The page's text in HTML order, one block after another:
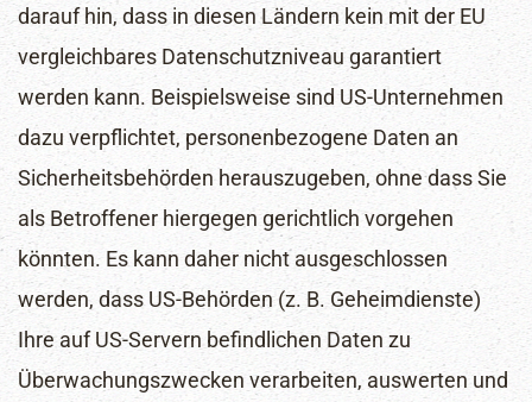
darauf hin, dass in diesen Ländern kein mit der EU
vergleichbares Datenschutzniveau garantiert
werden kann. Beispielsweise sind US-Unternehmen
dazu verpflichtet, personenbezogene Daten an
Sicherheitsbehörden herauszugeben, ohne dass Sie
als Betroffener hiergegen gerichtlich vorgehen
könnten. Es kann daher nicht ausgeschlossen
werden, dass US-Behörden (z. B. Geheimdienste)
Ihre auf US-Servern befindlichen Daten zu
Überwachungszwecken verarbeiten, auswerten und